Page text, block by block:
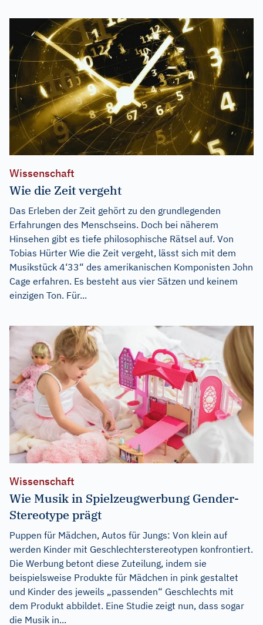
Wissenschaft
Wie die Zeit vergeht
Das Erleben der Zeit gehört zu den grundlegenden
Erfahrungen des Menschseins. Doch bei näherem
Hinsehen gibt es tiefe philosophische Rätsel auf. Von
Tobias Hürter Wie die Zeit vergeht, lässt sich mit dem
Musikstück 4‘33“ des amerikanischen Komponisten John
Cage erfahren. Es besteht aus vier Sätzen und keinem
einzigen Ton. Für...
Wissenschaft
Wie Musik in Spielzeugwerbung Gender-
Stereotype prägt
Puppen für Mädchen, Autos für Jungs: Von klein auf
werden Kinder mit Geschlechterstereotypen konfrontiert.
Die Werbung betont diese Zuteilung, indem sie
beispielsweise Produkte für Mädchen in pink gestaltet
und Kinder des jeweils „passenden“ Geschlechts mit
dem Produkt abbildet. Eine Studie zeigt nun, dass sogar
die Musik in...